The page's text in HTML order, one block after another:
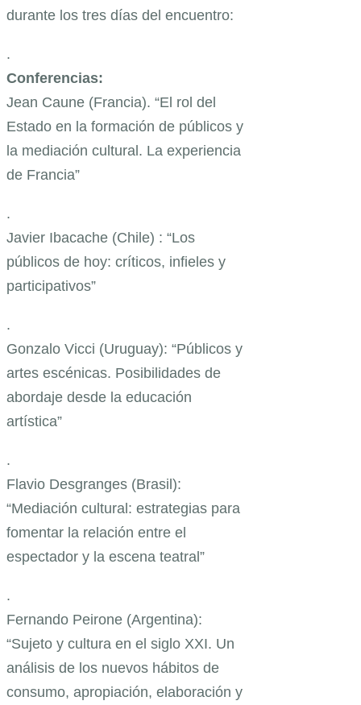
durante los tres días del encuentro:
.
Conferencias:
Jean Caune (Francia). “El rol del
Estado en la formación de públicos y
la mediación cultural. La experiencia
de Francia”
.
Javier Ibacache (Chile) : “Los
públicos de hoy: críticos, infieles y
participativos”
.
Gonzalo Vicci (Uruguay): “Públicos y
artes escénicas. Posibilidades de
abordaje desde la educación
artística”
.
Flavio Desgranges (Brasil):
“Mediación cultural: estrategias para
fomentar la relación entre el
espectador y la escena teatral”
.
Fernando Peirone (Argentina):
“Sujeto y cultura en el siglo XXI. Un
análisis de los nuevos hábitos de
consumo, apropiación, elaboración y